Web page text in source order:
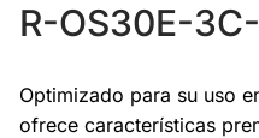
R-OS30E-
Optimizado para su uso
ofrece características